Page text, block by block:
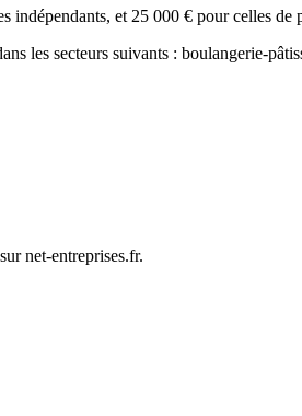
indépendants, et 25 000 € pour celles de
les secteurs suivants : boulangerie-
net-entreprises.fr.